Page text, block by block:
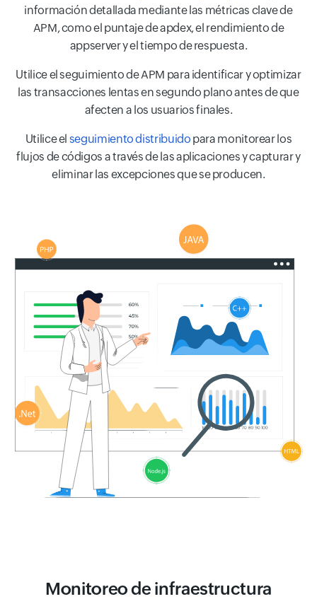
información detallada mediante las métricas clave de
APM, como el puntaje de apdex, el rendimiento de
appserver y el tiempo de respuesta.
Utilice el seguimiento de APM para identificar y optimizar
las transacciones lentas en segundo plano antes de que
afecten a los usuarios finales.
Utilice el seguimiento distribuido para monitorear los
flujos de códigos a través de las aplicaciones y capturar y
eliminar las excepciones que se producen.
Monitoreo de infraestructura